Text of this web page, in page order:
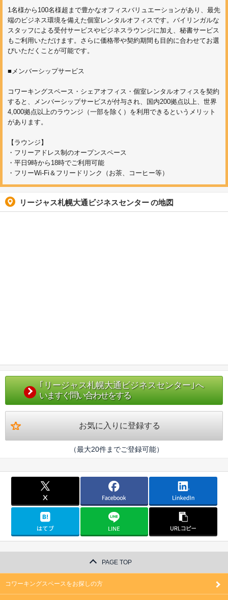
1名様から100名様超まで豊かなオフィスバリュエーションがあり、最先
端のビジネス環境を備えた個室レンタルオフィスです。バイリンガルな
スタッフによる受付サービスやビジネスラウンジに加え、秘書サービス
もご利用いただけます。さらに価格帯や契約期間も目的に合わせてお選
びいただくことが可能です。
■メンバーシップサービス
コワーキングスペース・シェアオフィス・個室レンタルオフィスを契約
すると、メンバーシップサービスが付与され、国内200拠点以上、世界
4,000拠点以上のラウンジ（一部を除く）を利用できるというメリット
があります。
【ラウンジ】
・フリーアドレス制のオープンスペース
・平日9時から18時でご利用可能
・フリーWi-Fi＆フリードリンク（お茶、コーヒー等）
リージャス札幌大通ビジネスセンターの地図
｢リージャス札幌大通ビジネスセンター｣へ
いますぐ問い合わせをする
お気に入りに登録する
（最大20件までご登録可能）
PAGE TOP
コワーキングスペースをお探しの方